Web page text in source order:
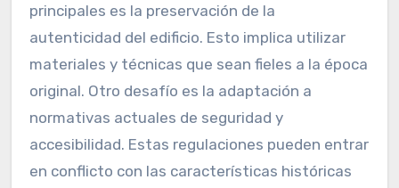
principales es la preservación de la
autenticidad del edificio. Esto implica utilizar
materiales y técnicas que sean fieles a la época
original. Otro desafío es la adaptación a
normativas actuales de seguridad y
accesibilidad. Estas regulaciones pueden entrar
en conflicto con las características históricas